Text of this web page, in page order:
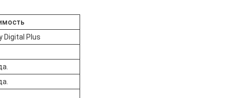
Digital Plus